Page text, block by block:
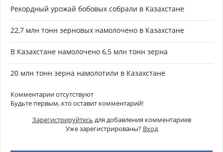
Рекордный урожай бобовых собрали в Казахстане
22,7 млн тонн зерновых намолочено в Казахстане
В Казахстане намолочено 6,5 млн тонн зерна
20 млн тонн зерна намолотили в Казахстане
Комментарии отсутствуют
Будьте первым, кто оставит комментарий!
Зарегистрируйтесь для добавления комментариев
Уже зарегистрированы? Вход